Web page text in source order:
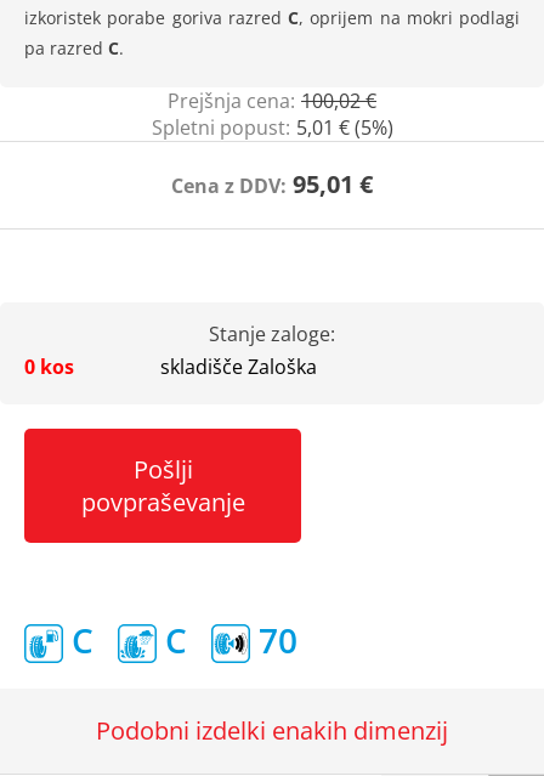
izkoristek porabe goriva razred C, oprijem na mokri podlagi
pa razred C.
Prejšnja cena: 100,02 €
Spletni popust: 5,01 € (5%)
Cena z DDV: 95,01 €
Stanje zaloge:
0 kos
skladišče Zaloška
Pošlji
povpraševanje
C C 70
Podobni izdelki enakih dimenzij